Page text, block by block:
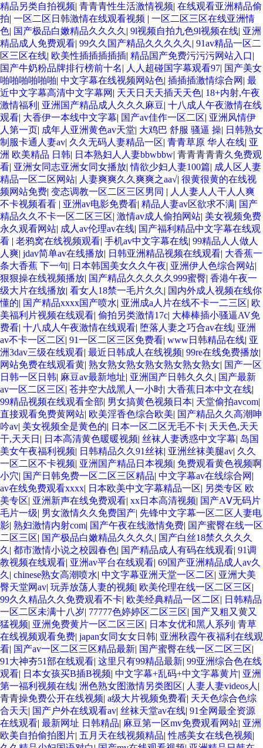
精品另类自拍视频| 青青青性生活激情视频| 在线观看亚洲精品偷
拍| 一区二区日韩激情在线观看视频 | 一区二区三区在线亚洲情
色| 国产极品白嫩精品久久久久 | 9l视频自拍九色9l视频在线| 亚洲
精品成人免费观看| 99久久国产精品久久久久久 | 91av精品一区二
区三区在线| 欧美性插插插插插| 精品国产免费污污污网站入口|
国产牛奶粉品牌排行榜前十名| 人人超碰国字幕观看97| 国产美女
啪啪啪啪啪啪| 中文字幕在线视频网站色| 插插插激情综合网 | 最
近中文字幕高清中文字幕网 | 天天日天天插天天色| 18+内射,午夜
激情福利 | 亚洲国产精品成人久久久麻豆| 十八成人午夜激情在线
观看| 大香伊一本线中文字幕| 国产av佳作一区二区| 亚洲风情伊
人第一页| 成年人亚洲黄色av天堂| 大鸡巴 舒服 骚逼 操| 日韩熟女
制服卡通人妻av| 久久无码人妻精品一区| 青青草原 华人在线| 亚
洲 欧美精品 日韩| 日本熟妇人人妻bbwbbw| 青青青青青久免费观
看| 亚洲女同志亚洲女同女播放|情欲少妇人妻100篇| 成人区人妻
精品一区二区网站| 人妻爽爽久久爽爽之aa√| 很黄很黄的在线视
频网站免费| 变态调教一区二区三区男同 | 人人妻人人干人人爽
不卡视频看看 | 亚洲av电影免费看| 精品人妻av区欲求不满| 国产
精品久久不卡一区二区三区| 激情av成人偷拍网站| 美女视频免费
永久观看网站| 成人av伦理av在线| 国产福利精品中文字幕在线观
看 | 老鸦窝在线视频观看| 手机av中文字幕在线| 99精品人人做人
人爽| jdav简单av在线播放| 日韩亚洲精品视频在线观看| 大香蕉一
条大香蕉 下一句| 日本韩国美女久久午夜| 亚洲伊人色综合网站|
狠狠操在线视频播放| 国产精品久久久久久999蜜臀| 香港午夜一
级大片在线播放| 看女人18禁一毛片久久 | 国内外成人视频在线你
懂的| 国产精品xxxx国产喷水| 亚洲成a人片在线不卡一二三区| 欧
美福利片视频在线观看| 偷拍另类激情17c| 大棒棒插小骚逼AV免
费看| 十八成人午夜激情在线观看| 堕落人妻之巧合av在线| 亚洲
av不卡一区二区| 91一区二区三区免费看| www日韩精品在线| 亚
洲3dav三级在线观看| 最近日韩成人在线视频| 99re在线免费播放|
网站免费在线观看黄| 熟女熟女熟女熟女熟女熟女熟女| 国产一区
日韩一区日韩| 麻豆av最新地址| 亚洲国产日韩久久久 | 国产最新
av一区二区三区| 苍井空大战黑人一小时| 大香蕉日本中文在线|
99精品视频在线观看全部| 男女搞黄色视频日本| 天堂偷拍avcom|
直接观看免费黄网站| 欧美淫香色综合欧美| 国产精品久久高潮呻
吟av| 美女视频全是黄色的| 日本一区二区无毛不卡| 天天色,天天
干,天天日 | 日本高清黄色暖暖视频| 丝袜人妻诱惑中文字幕| 岛国
美女午夜福利视频| 日韩精品久久91丝袜| 亚洲丝袜美腿av| 久久
一区二区不卡视频| 亚洲国产精品日本视频| 免费观看黄色视频啊
小穴| 国产日韩免费一区二区三区精品| 中文字幕av在线综合网 |
av在线免费观看xxxx| 日本欧美中文字幕精品一区| 另类专区 欧
美专区| 亚洲新声在线免费观看| xx日本高清视频| 国产AⅤ无码片
毛片一级| 男女激情久久免费国产| 先锋中文字幕一区二区人妻电
影| 熟妇激情内射com| 国产午夜在线激情免费| 国产蜜臀在线一区
二区三区| 国产极品白嫩精品久久久久 | 国产白丝18禁久久久久
久 | 都市激情小说之校园春色| 国产精品成人有码在线观看| 91调
教视频在线观看| 亚洲av平台在线观看| 69国产亚洲精品成人av久
久 | chinese熟女高潮喷水| 中文字幕亚洲天堂一区二区| 亚洲大美
臀天堂网av| 玩弄放荡人妻的视频| 欧美伦理在线一区二区三区|
99久久精品久久免费观看不卡| 欧美经典精品一区二区| 日韩精品
一区二区未满十八岁| 77777色婷婷区二区三区| 国产又粗又黄又
猛视频| 亚洲免费黄片一区二区三区| 日本女优和黑人系列 | 青草
在线视频观看免费| japan女同女女日韩| 亚洲秋霞午夜福利在线观
看| 国产av一区二区三区精品最新| 国产蜜臀在线一区二区三区|
91大神夯51部在线观看| 这里只有99精品最新| 99亚洲综合色在线
观看| 日本女孩买B插B视频| 中文字幕+乱码+中文字幕黄片| 亚洲
第一福利视频在线| 洲色熟女图激情另类图区| 人妻人妻videos人 |
青青操免费公开在线视频| a级大片视频免费看| 天天色综合色综
合天天| 国产户外在线观看av| 丝袜天堂av在线| 91全网最全资源
在线观看| 最新网址 日韩精品| 麻豆第一区mv免费观看网站| 亚洲
欧美自拍偷拍图片| 五月天在线视频精品|性感美女在线色视频|